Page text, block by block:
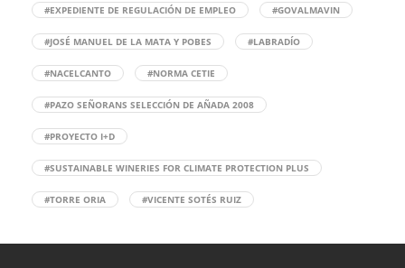
#EXPEDIENTE DE REGULACIÓN DE EMPLEO #GOVALMAVIN
#JOSÉ MANUEL DE LA MATA Y POBES #LABRADÍO
#NACELCANTO #NORMA CETIE
#PAZO SEÑORANS SELECCIÓN DE AÑADA 2008
#PROYECTO I+D
#SUSTAINABLE WINERIES FOR CLIMATE PROTECTION PLUS
#TORRE ORIA #VICENTE SOTÉS RUIZ